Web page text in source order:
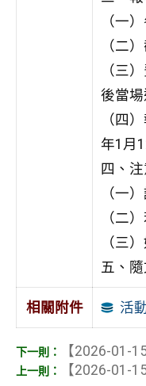
（一
（二
（三
後當場
（四
年1月
四、注
（一
（二
（三
五、
相關附件 活
【2026-01-15
【2026-01-15